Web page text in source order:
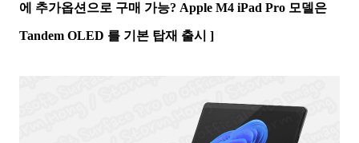
에 추가옵션으로 구매 가능? Apple M4 iPad Pro 모델은
Tandem OLED 를 기본 탑재 출시 ]